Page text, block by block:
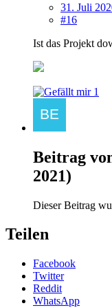
31. Juli
#16
Ist das Projekt
1
Beitrag
2021)
Dieser Beitrag
Teilen
Facebook
Twitter
Reddit
WhatsApp